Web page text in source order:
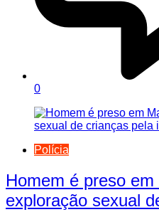
0
Polícia
Homem é preso
exploração sexual